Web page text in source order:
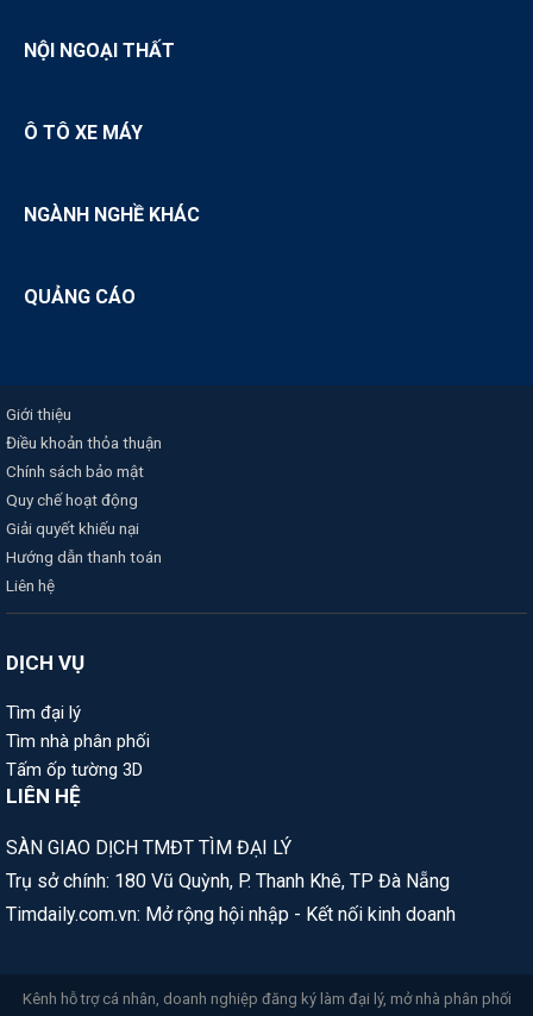
NỘI NGOẠI THẤT
Ô TÔ XE MÁY
NGÀNH NGHỀ KHÁC
QUẢNG CÁO
Giới thiệu
Điều khoản thỏa thuận
Chính sách bảo mật
Quy chế hoạt động
Giải quyết khiếu nại
Hướng dẫn thanh toán
Liên hệ
DỊCH VỤ
Tìm đại lý
Tìm nhà phân phối
Tấm ốp tường 3D
LIÊN HỆ
SÀN GIAO DỊCH TMĐT TÌM ĐẠI LÝ
Trụ sở chính: 180 Vũ Quỳnh, P. Thanh Khê, TP Đà Nẵng
Timdaily.com.vn: Mở rộng hội nhập - Kết nối kinh doanh
Kênh hỗ trợ cá nhân, doanh nghiệp đăng ký làm đại lý, mở nhà phân phối